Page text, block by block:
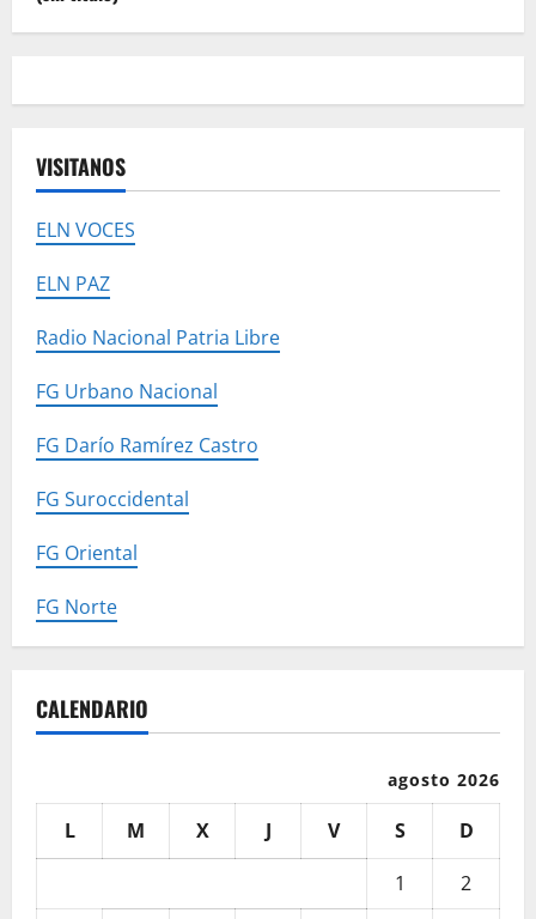
VISITANOS
ELN VOCES
ELN PAZ
Radio Nacional Patria Libre
FG Urbano Nacional
FG Darío Ramírez Castro
FG Suroccidental
FG Oriental
FG Norte
CALENDARIO
agosto 2026
L M X J V S
D
1
2